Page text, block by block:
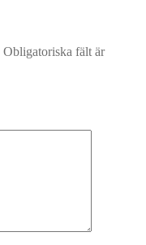
Obligatoriska fält är